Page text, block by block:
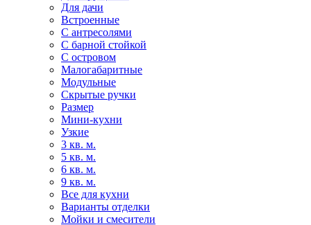
Для дачи
Встроенные
С антресолями
С барной стойкой
С островом
Малогабаритные
Модульные
Скрытые ручки
Размер
Мини-кухни
Узкие
3 кв. м.
5 кв. м.
6 кв. м.
9 кв. м.
Все для кухни
Варианты отделки
Мойки и смесители